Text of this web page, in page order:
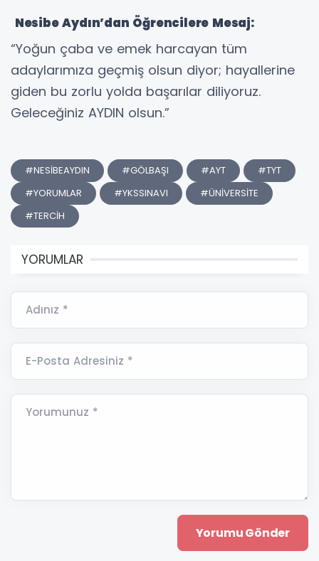
Nesibe Aydın’dan Öğrencilere Mesaj:
“Yoğun çaba ve emek harcayan tüm
adaylarımıza geçmiş olsun diyor; hayallerine
giden bu zorlu yolda başarılar diliyoruz.
Geleceğiniz AYDIN olsun.”
#NESİBEAYDIN #GÖLBAŞI #AYT
#TYT
#YORUMLAR
#YKSSINAVI
#ÜNİVERSİTE
#TERCİH
YORUMLAR
Adınız *
E-Posta Adresiniz *
Yorumunuz *